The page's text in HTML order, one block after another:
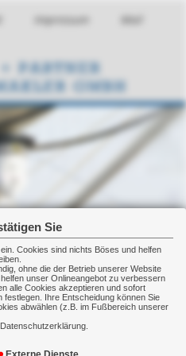
Sie
Cookies sind nichts Böses und helfen
ohne die der Betrieb unserer Website
unser Onlineangebot zu verbessern
alle Cookies akzeptieren und sofort
festlegen. Ihre Entscheidung können Sie
abwählen (z.B. im Fußbereich unserer
Impressum Mail